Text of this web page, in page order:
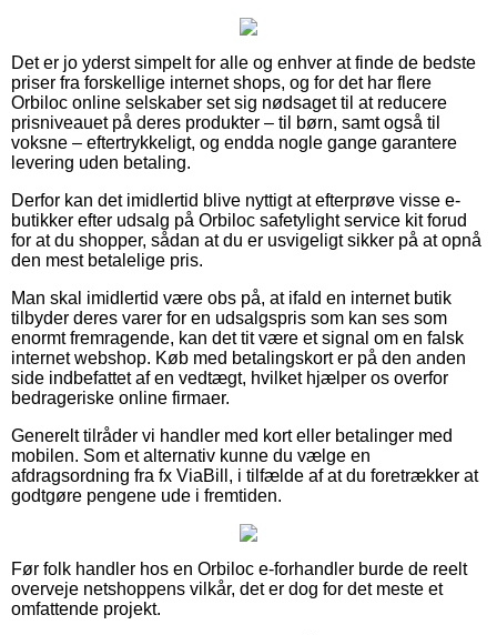
Det er jo yderst simpelt for alle og enhver at finde de bedste
priser fra forskellige internet shops, og for det har flere
Orbiloc online selskaber set sig nødsaget til at reducere
prisniveauet på deres produkter – til børn, samt også til
voksne – eftertrykkeligt, og endda nogle gange garantere
levering uden betaling.
Derfor kan det imidlertid blive nyttigt at efterprøve visse e-
butikker efter udsalg på Orbiloc safetylight service kit forud
for at du shopper, sådan at du er usvigeligt sikker på at opnå
den mest betalelige pris.
Man skal imidlertid være obs på, at ifald en internet butik
tilbyder deres varer for en udsalgspris som kan ses som
enormt fremragende, kan det tit være et signal om en falsk
internet webshop. Køb med betalingskort er på den anden
side indbefattet af en vedtægt, hvilket hjælper os overfor
bedrageriske online firmaer.
Generelt tilråder vi handler med kort eller betalinger med
mobilen. Som et alternativ kunne du vælge en
afdragsordning fra fx ViaBill, i tilfælde af at du foretrækker at
godtgøre pengene ude i fremtiden.
Før folk handler hos en Orbiloc e-forhandler burde de reelt
overveje netshoppens vilkår, det er dog for det meste et
omfattende projekt.